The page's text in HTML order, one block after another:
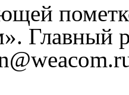
Главный